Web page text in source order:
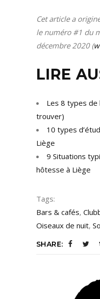
Cet article a
le numéro #1 du
décembre 2020 (
LIRE
Les 8 types de
trouver)
10 types
Liège
9 Situations
hôtesse à Liège
Tags:
Bars & cafés,
Oiseaux de nuit,
SHARE: